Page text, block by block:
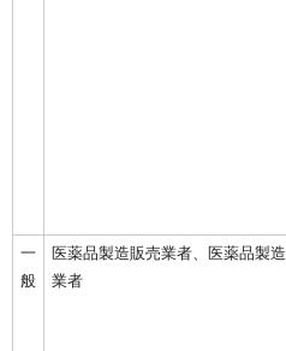
一
般
医薬品製造販売業者、医薬品製造
業者